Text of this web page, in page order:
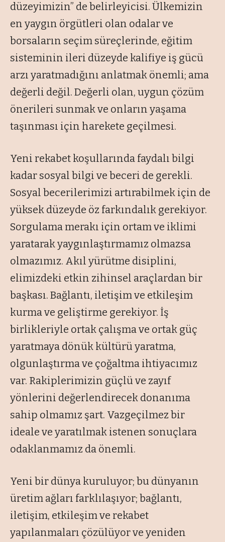
düzeyimizin” de belirleyicisi. Ülkemizin
en yaygın örgütleri olan odalar ve
borsaların seçim süreçlerinde, eğitim
sisteminin ileri düzeyde kalifiye iş gücü
arzı yaratmadığını anlatmak önemli; ama
değerli değil. Değerli olan, uygun çözüm
önerileri sunmak ve onların yaşama
taşınması için harekete geçilmesi.
Yeni rekabet koşullarında faydalı bilgi
kadar sosyal bilgi ve beceri de gerekli.
Sosyal becerilerimizi artırabilmek için de
yüksek düzeyde öz farkındalık gerekiyor.
Sorgulama merakı için ortam ve iklimi
yaratarak yaygınlaştırmamız olmazsa
olmazımız. Akıl yürütme disiplini,
elimizdeki etkin zihinsel araçlardan bir
başkası. Bağlantı, iletişim ve etkileşim
kurma ve geliştirme gerekiyor. İş
birlikleriyle ortak çalışma ve ortak güç
yaratmaya dönük kültürü yaratma,
olgunlaştırma ve çoğaltma ihtiyacımız
var. Rakiplerimizin güçlü ve zayıf
yönlerini değerlendirecek donanıma
sahip olmamız şart. Vazgeçilmez bir
ideale ve yaratılmak istenen sonuçlara
odaklanmamız da önemli.
Yeni bir dünya kuruluyor; bu dünyanın
üretim ağları farklılaşıyor; bağlantı,
iletişim, etkileşim ve rekabet
yapılanmaları çözülüyor ve yeniden